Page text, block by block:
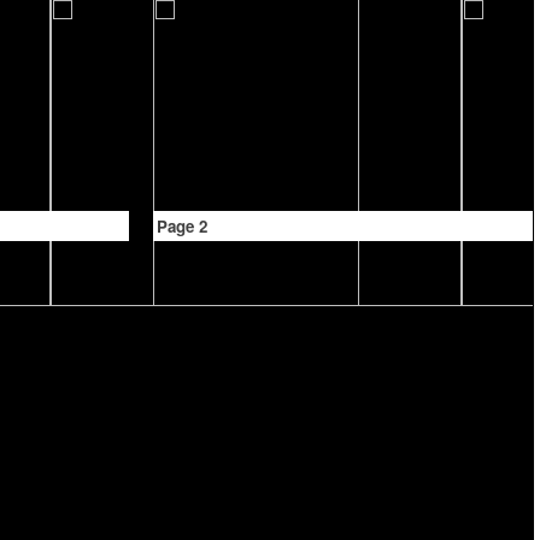
Page 2